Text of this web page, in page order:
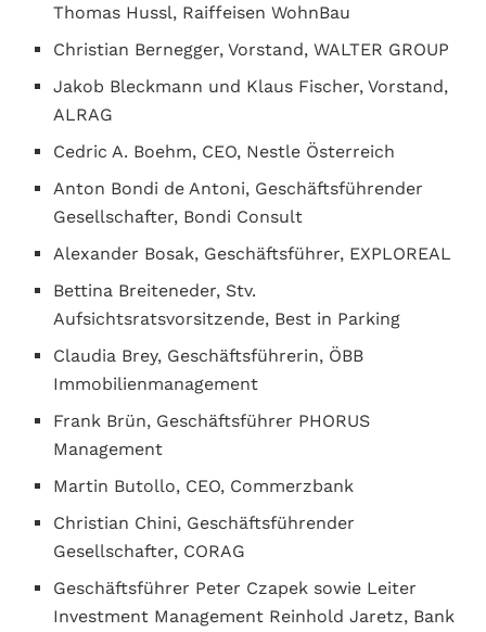
Thomas Hussl, Raiffeisen WohnBau
Christian Bernegger, Vorstand, WALTER GROUP
Jakob Bleckmann und Klaus Fischer, Vorstand,
ALRAG
Cedric A. Boehm, CEO, Nestle Österreich
Anton Bondi de Antoni, Geschäftsführender
Gesellschafter, Bondi Consult
Alexander Bosak, Geschäftsführer, EXPLOREAL
Bettina Breiteneder, Stv.
Aufsichtsratsvorsitzende, Best in Parking
Claudia Brey, Geschäftsführerin, ÖBB
Immobilienmanagement
Frank Brün, Geschäftsführer PHORUS
Management
Martin Butollo, CEO, Commerzbank
Christian Chini, Geschäftsführender
Gesellschafter, CORAG
Geschäftsführer Peter Czapek sowie Leiter
Investment Management Reinhold Jaretz, Bank